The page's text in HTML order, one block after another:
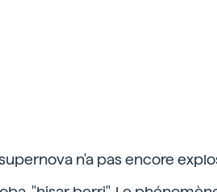
n'a pas encore